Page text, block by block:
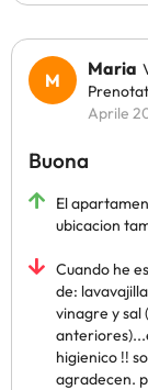
Maria
Aprile
Buona
El
ubicacion
Cuando he
de:
vinagre y sal
higienico !!
agradecen.